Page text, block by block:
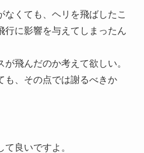
なくても、ヘリを飛ばしたこ
行に影響を与えてしまったん
飛んだのか考えて欲しい。
も、その点では謝るべきか
良いですよ。